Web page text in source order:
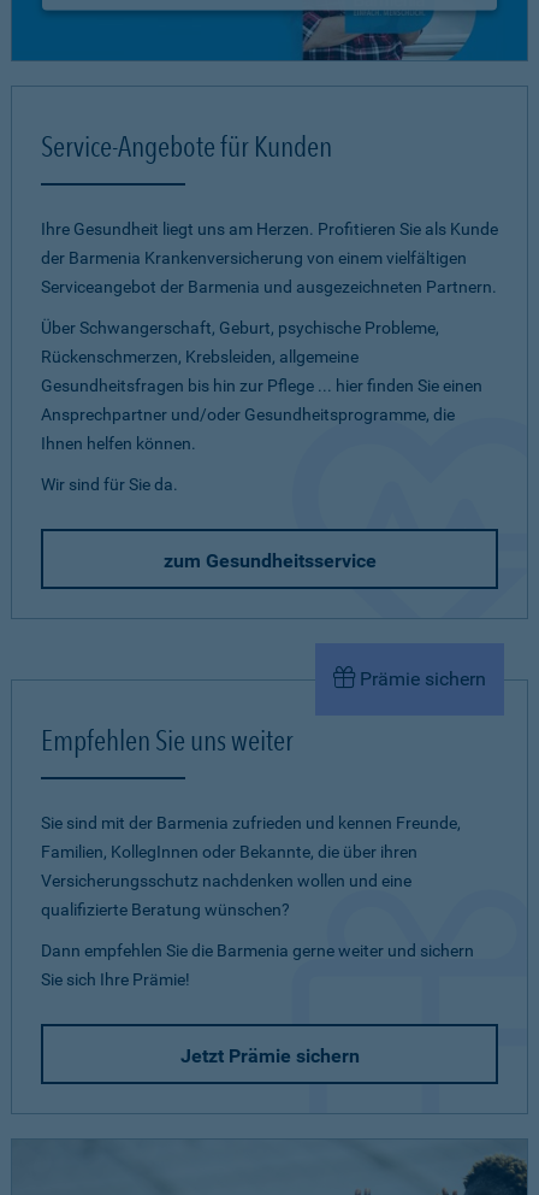
Service-Angebote für Kunden
Ihre Gesundheit liegt uns am Herzen. Profitieren Sie als Kunde
der Barmenia Krankenversicherung von einem vielfältigen
Serviceangebot der Barmenia und ausgezeichneten Partnern.
Über Schwangerschaft, Geburt, psychische Probleme,
Rückenschmerzen, Krebsleiden, allgemeine
Gesundheitsfragen bis hin zur Pflege ... hier finden Sie einen
Ansprechpartner und/oder Gesundheitsprogramme, die
Ihnen helfen können.
Wir sind für Sie da.
zum Gesundheitsservice
Prämie sichern
Empfehlen Sie uns weiter
Sie sind mit der Barmenia zufrieden und kennen Freunde,
Familien, KollegInnen oder Bekannte, die über ihren
Versicherungsschutz nachdenken wollen und eine
qualifizierte Beratung wünschen?
Dann empfehlen Sie die Barmenia gerne weiter und sichern
Sie sich Ihre Prämie!
Jetzt Prämie sichern